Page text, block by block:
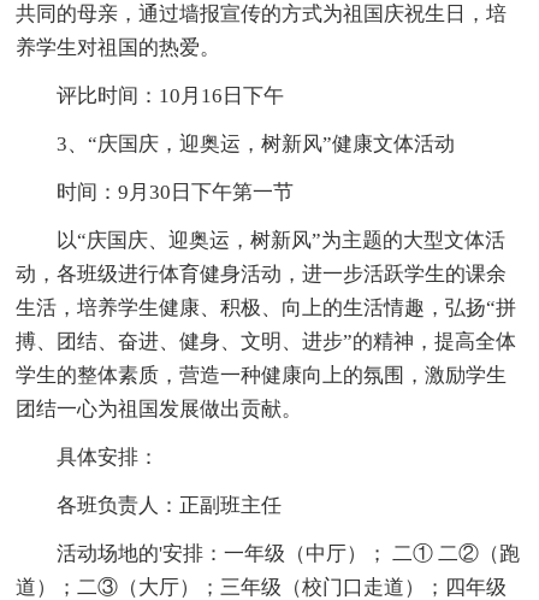
共同的母亲，通过墙报宣传的方式为祖国庆祝生日，培
养学生对祖国的热爱。
评比时间：10月16日下午
3、“庆国庆，迎奥运，树新风”健康文体活动
时间：9月30日下午第一节
以“庆国庆、迎奥运，树新风”为主题的大型文体活
动，各班级进行体育健身活动，进一步活跃学生的课余
生活，培养学生健康、积极、向上的生活情趣，弘扬“拼
搏、团结、奋进、健身、文明、进步”的精神，提高全体
学生的整体素质，营造一种健康向上的氛围，激励学生
团结一心为祖国发展做出贡献。
具体安排：
各班负责人：正副班主任
活动场地的'安排：一年级（中厅）； 二① 二②（跑
道）；二③（大厅）；三年级（校门口走道）；四年级